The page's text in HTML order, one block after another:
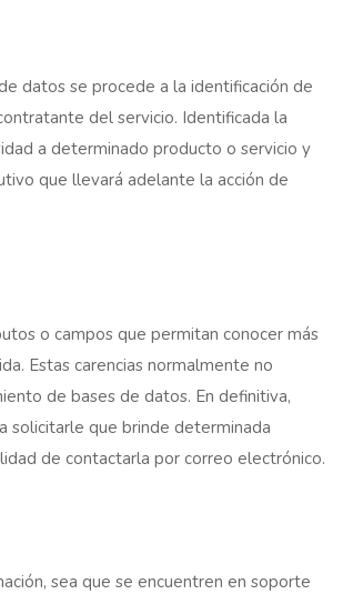
datos se procede a la identificación de
del servicio. Identificada la
a determinado producto o servicio y
que llevará adelante la acción de
o campos que permitan conocer más
Estas carencias normalmente no
de bases de datos. En definitiva,
solicitarle que brinde determinada
de contactarla por correo electrónico.
sea que se encuentren en soporte